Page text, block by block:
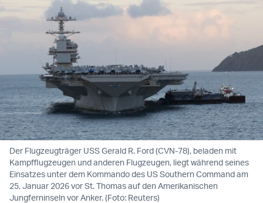
Der Flugzeugträger USS Gerald R. Ford (CVN-78), beladen mit
Kampfflugzeugen und anderen Flugzeugen, liegt während seines
Einsatzes unter dem Kommando des US Southern Command am
25. Januar 2026 vor St. Thomas auf den Amerikanischen
Jungferninseln vor Anker. (Foto: Reuters)